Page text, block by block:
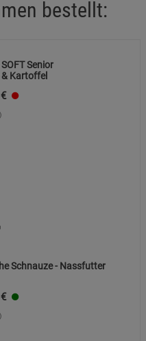
bestellt:
Senior
& Kartoffel
€
Schnauze - Nassfutter
€